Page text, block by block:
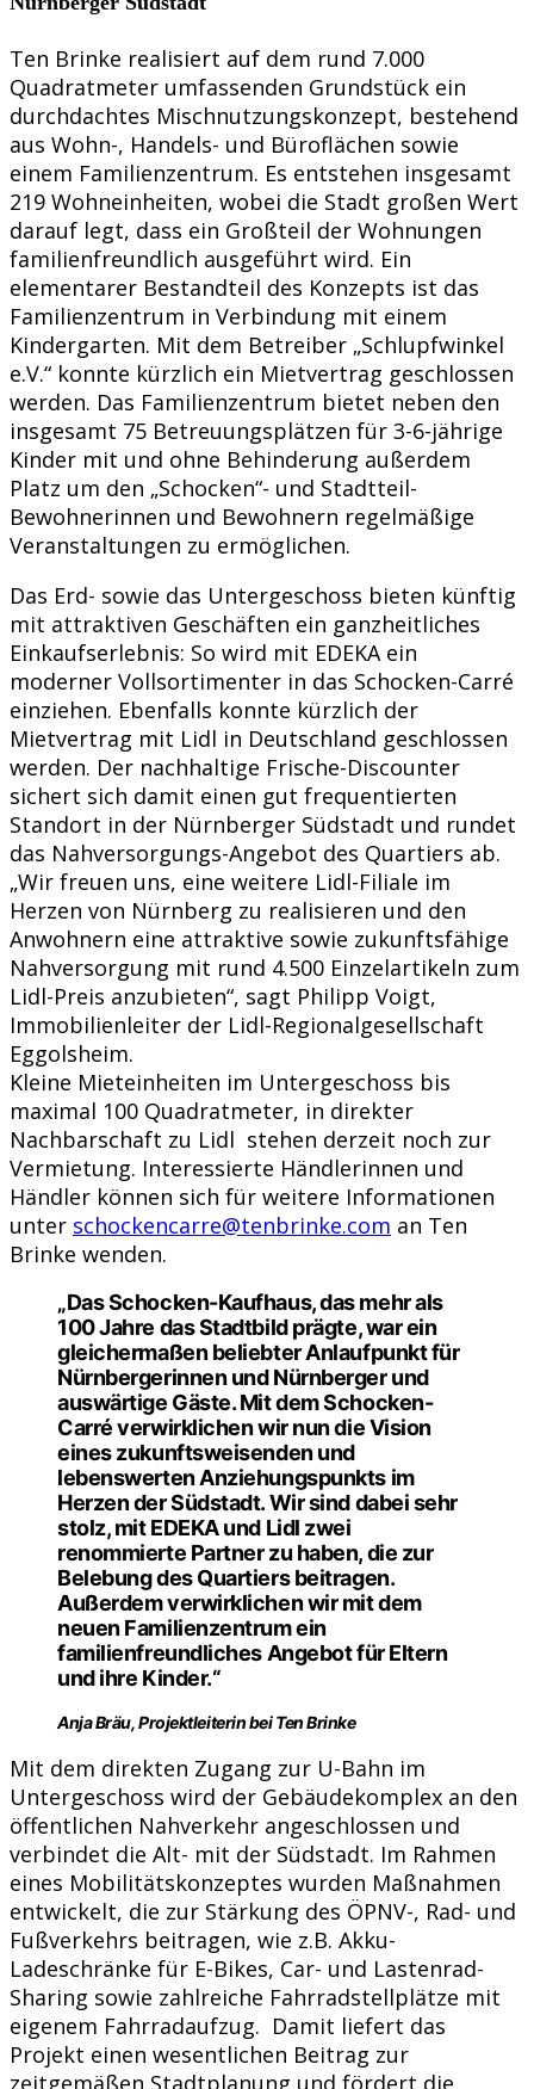
Ten Brinke realisiert auf dem rund 7.000
Quadratmeter umfassenden Grundstück ein
durchdachtes Mischnutzungskonzept, bestehend
aus Wohn-, Handels- und Büroflächen sowie
einem Familienzentrum. Es entstehen insgesamt
219 Wohneinheiten, wobei die Stadt großen Wert
darauf legt, dass ein Großteil der Wohnungen
familienfreundlich ausgeführt wird. Ein
elementarer Bestandteil des Konzepts ist das
Familienzentrum in Verbindung mit einem
Kindergarten. Mit dem Betreiber „Schlupfwinkel
e.V.“ konnte kürzlich ein Mietvertrag geschlossen
werden. Das Familienzentrum bietet neben den
insgesamt 75 Betreuungsplätzen für 3-6-jährige
Kinder mit und ohne Behinderung außerdem
Platz um den „Schocken“- und Stadtteil-
Bewohnerinnen und Bewohnern regelmäßige
Veranstaltungen zu ermöglichen.
Das Erd- sowie das Untergeschoss bieten künftig
mit attraktiven Geschäften ein ganzheitliches
Einkaufserlebnis: So wird mit EDEKA ein
moderner Vollsortimenter in das Schocken-Carré
einziehen. Ebenfalls konnte kürzlich der
Mietvertrag mit Lidl in Deutschland geschlossen
werden. Der nachhaltige Frische-Discounter
sichert sich damit einen gut frequentierten
Standort in der Nürnberger Südstadt und rundet
das Nahversorgungs-Angebot des Quartiers ab.
„Wir freuen uns, eine weitere Lidl-Filiale im
Herzen von Nürnberg zu realisieren und den
Anwohnern eine attraktive sowie zukunftsfähige
Nahversorgung mit rund 4.500 Einzelartikeln zum
Lidl-Preis anzubieten“, sagt Philipp Voigt,
Immobilienleiter der Lidl-Regionalgesellschaft
Eggolsheim.
Kleine Mieteinheiten im Untergeschoss bis
maximal 100 Quadratmeter, in direkter
Nachbarschaft zu Lidl stehen derzeit noch zur
Vermietung. Interessierte Händlerinnen und
Händler können sich für weitere Informationen
unter schockencarre@tenbrinke.com an Ten
Brinke wenden.
„Das Schocken-Kaufhaus, das mehr als
100 Jahre das Stadtbild prägte, war ein
gleichermaßen beliebter Anlaufpunkt für
Nürnbergerinnen und Nürnberger und
auswärtige Gäste. Mit dem Schocken-
Carré verwirklichen wir nun die Vision
eines zukunftsweisenden und
lebenswerten Anziehungspunkts im
Herzen der Südstadt. Wir sind dabei sehr
stolz, mit EDEKA und Lidl zwei
renommierte Partner zu haben, die zur
Belebung des Quartiers beitragen.
Außerdem verwirklichen wir mit dem
neuen Familienzentrum ein
familienfreundliches Angebot für Eltern
und ihre Kinder.“
Anja Bräu, Projektleiterin bei Ten Brinke
Mit dem direkten Zugang zur U-Bahn im
Untergeschoss wird der Gebäudekomplex an den
öffentlichen Nahverkehr angeschlossen und
verbindet die Alt- mit der Südstadt. Im Rahmen
eines Mobilitätskonzeptes wurden Maßnahmen
entwickelt, die zur Stärkung des ÖPNV-, Rad- und
Fußverkehrs beitragen, wie z.B. Akku-
Ladeschränke für E-Bikes, Car- und Lastenrad-
Sharing sowie zahlreiche Fahrradstellplätze mit
eigenem Fahrradaufzug. Damit liefert das
Projekt einen wesentlichen Beitrag zur
zeitgemäßen Stadtplanung und fördert die